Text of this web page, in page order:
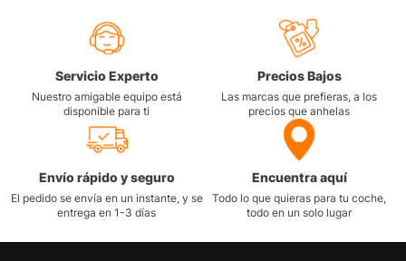
Servicio Experto
Nuestro amigable equipo está
disponible para ti
Precios Bajos
Las marcas que prefieras, a los
precios que anhelas
Envío rápido y seguro
El pedido se envía en un instante, y se
entrega en 1-3 días
Encuentra aquí
Todo lo que quieras para tu coche,
todo en un solo lugar